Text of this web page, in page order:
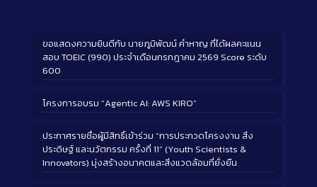
ขอแสดงความยินดีกับ นายภูมิพัฒน์ คำหาญ ที่ได้ผลคะแนน
สอบ TOEIC (990) ประจำเดือนกรกฎาคม 2569 Score ระดับ
600
โครงการอบรม “Agentic AI: AWS KIRO”
ประกาศรายชื่อผู้มีสิทธิ์เข้าร่วม “การประกวดโครงงาน สิ่ง
ประดิษฐ์ และนวัตกรรม ครั้งที่ 11” (Youth Scientists &
Innovators) มุ่งสร้างอนาคตและสิ่งแวดล้อมที่ยั่งยืน